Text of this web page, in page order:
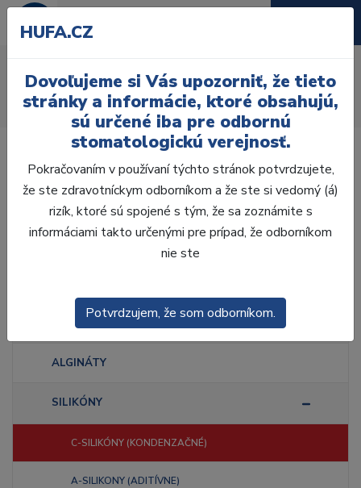
Úvod Ordinácia Odltačkovanie
Silikóny
C-Silikóny (Kondenzačné)
Laboratórium, Zub.
technika
ODLTAČKOVANIE
ALGINÁTY
SILIKÓNY
C-SILIKÓNY (KONDENZAČNÉ)
A-SILIKONY (ADITÍVNE)
HUFA.CZ
Dovoľujeme si Vás upozorniť, že tieto
stránky a informácie, ktoré obsahujú,
sú určené iba pre odbornú
stomatologickú verejnosť.
Pokračovaním v používaní týchto stránok potvrdzujete,
že ste zdravotníckym odborníkom a že ste si vedomý (á)
rizík, ktoré sú spojené s tým, že sa zoznámite s
informáciami takto určenými pre prípad, že odborníkom
nie ste
Potvrdzujem, že som odborníkom.